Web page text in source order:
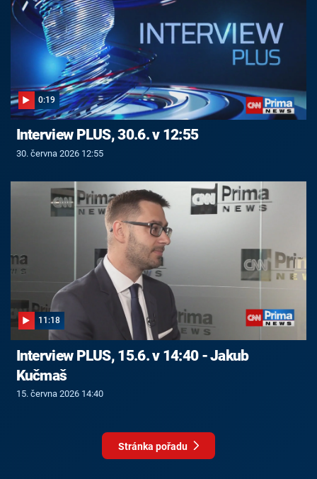
0:19
Interview PLUS, 30.6. v 12:55
30. června 2026 12:55
11:18
Interview PLUS, 15.6. v 14:40 - Jakub
Kučmaš
15. června 2026 14:40
Stránka pořadu